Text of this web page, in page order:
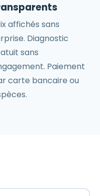
affichés sans
Diagnostic
sans
Paiement
carte bancaire ou